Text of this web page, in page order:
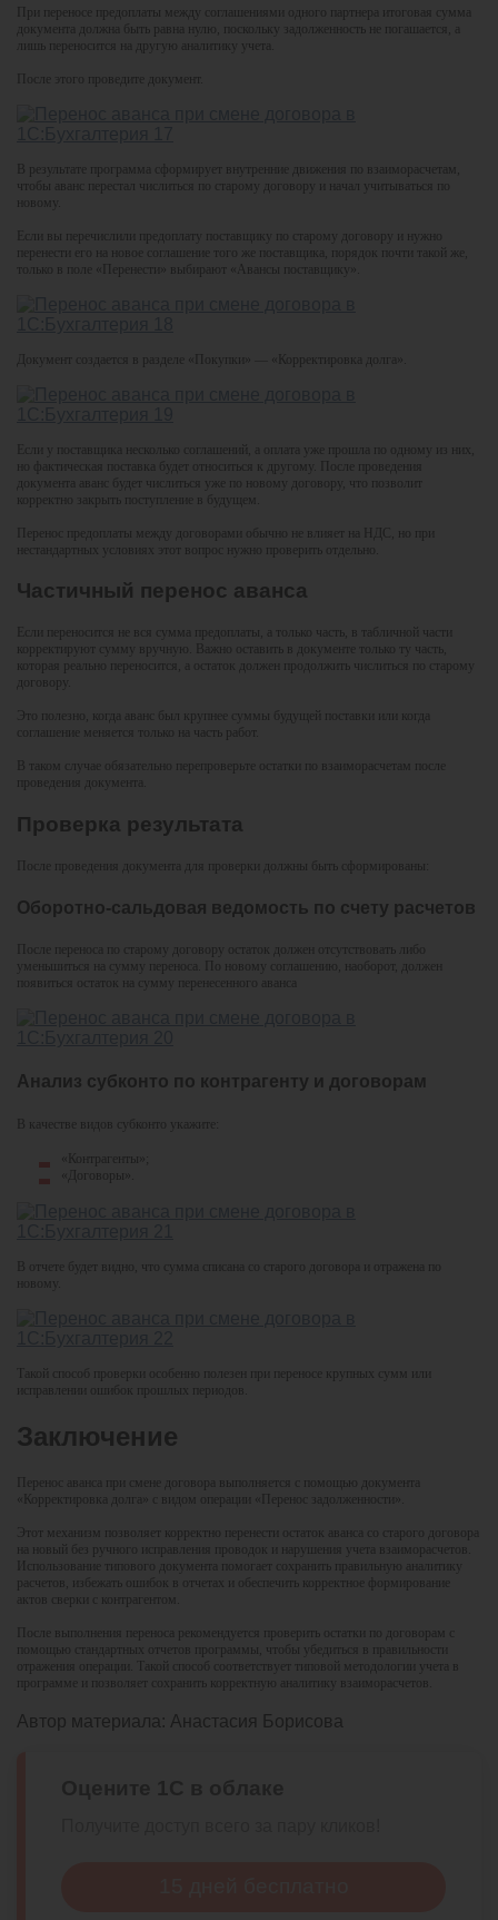
При переносе предоплаты между соглашениями одного партнера итоговая сумма
документа должна быть равна нулю, поскольку задолженность не погашается, а
лишь переносится на другую аналитику учета.
После этого проведите документ.
В результате программа сформирует внутренние движения по взаиморасчетам,
чтобы аванс перестал числиться по старому договору и начал учитываться по
новому.
Если вы перечислили предоплату поставщику по старому договору и нужно
перенести его на новое соглашение того же поставщика, порядок почти такой же,
только в поле «Перенести» выбирают «Авансы поставщику».
Документ создается в разделе «Покупки» — «Корректировка долга».
Если у поставщика несколько соглашений, а оплата уже прошла по одному из них,
но фактическая поставка будет относиться к другому. После проведения
документа аванс будет числиться уже по новому договору, что позволит
корректно закрыть поступление в будущем.
Перенос предоплаты между договорами обычно не влияет на НДС, но при
нестандартных условиях этот вопрос нужно проверить отдельно.
Частичный перенос аванса
Если переносится не вся сумма предоплаты, а только часть, в табличной части
корректируют сумму вручную. Важно оставить в документе только ту часть,
которая реально переносится, а остаток должен продолжить числиться по старому
договору.
Это полезно, когда аванс был крупнее суммы будущей поставки или когда
соглашение меняется только на часть работ.
В таком случае обязательно перепроверьте остатки по взаиморасчетам после
проведения документа.
Проверка результата
После проведения документа для проверки должны быть сформированы:
Оборотно-сальдовая ведомость по счету расчетов
После переноса по старому договору остаток должен отсутствовать либо
уменьшиться на сумму переноса. По новому соглашению, наоборот, должен
появиться остаток на сумму перенесенного аванса
Анализ субконто по контрагенту и договорам
В качестве видов субконто укажите:
«Контрагенты»;
«Договоры».
В отчете будет видно, что сумма списана со старого договора и отражена по
новому.
Такой способ проверки особенно полезен при переносе крупных сумм или
исправлении ошибок прошлых периодов.
Заключение
Перенос аванса при смене договора выполняется с помощью документа
«Корректировка долга» с видом операции «Перенос задолженности».
Этот механизм позволяет корректно перенести остаток аванса со старого договора
на новый без ручного исправления проводок и нарушения учета взаиморасчетов.
Использование типового документа помогает сохранить правильную аналитику
расчетов, избежать ошибок в отчетах и обеспечить корректное формирование
актов сверки с контрагентом.
После выполнения переноса рекомендуется проверить остатки по договорам с
помощью стандартных отчетов программы, чтобы убедиться в правильности
отражения операции. Такой способ соответствует типовой методологии учета в
программе и позволяет сохранить корректную аналитику взаиморасчетов.
Автор материала: Анастасия Борисова